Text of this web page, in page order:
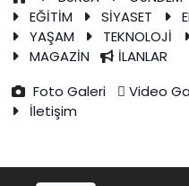
EĞİTİM
SİYASET
YAŞAM
TEKNOLOJİ
MAGAZİN
İLANLAR
Foto Galeri
Video
İletişim